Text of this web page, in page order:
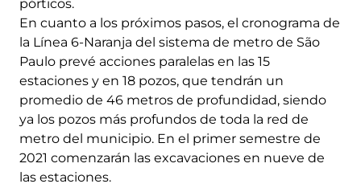
pórticos.
En cuanto a los próximos pasos, el cronograma de
la Línea 6-Naranja del sistema de metro de São
Paulo prevé acciones paralelas en las 15
estaciones y en 18 pozos, que tendrán un
promedio de 46 metros de profundidad, siendo
ya los pozos más profundos de toda la red de
metro del municipio. En el primer semestre de
2021 comenzarán las excavaciones en nueve de
las estaciones.